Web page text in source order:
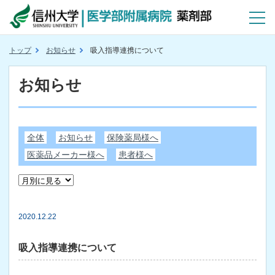
トップ お知らせ 吸入指導連携について
お知らせ
全体 お知らせ
保険薬局様へ
医薬品メーカー様へ
患者様へ
2020.12.22
吸入指導連携について